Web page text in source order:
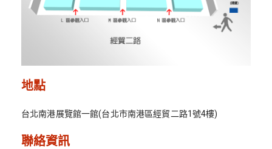
地點
台北南港展覽館一館(台北市南港區經貿二路1號4樓)
聯絡資訊